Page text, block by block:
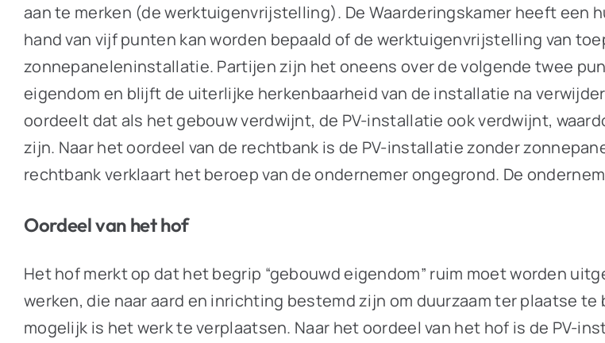
aan te merken (de werktuigenvrijstelling). De Waarderingskamer heeft een
hand van vijf punten kan worden bepaald of de werktuigenvrijstelling van
zonnepaneleninstallatie. Partijen zijn het oneens over de volgende twee
eigendom en blijft de uiterlijke herkenbaarheid van de installatie na
oordeelt dat als het gebouw verdwijnt, de PV-installatie ook verdwijnt,
zijn. Naar het oordeel van de rechtbank is de PV-installatie zonder
rechtbank verklaart het beroep van de ondernemer ongegrond. De
Oordeel van het hof
Het hof merkt op dat het begrip “gebouwd eigendom” ruim moet worden
werken, die naar aard en inrichting bestemd zijn om duurzaam ter plaatse
mogelijk is het werk te verplaatsen. Naar het oordeel van het hof is de PV-